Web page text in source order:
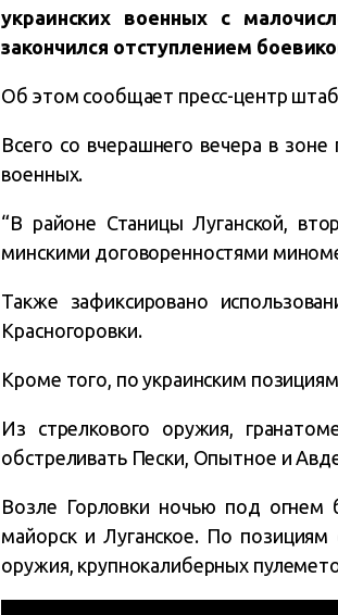
украинских военных с
закончился отступлением
Об этом сообщает пресс-центр
Всего со вчерашнего вечера в
военных.
“В районе Станицы Луганской,
минскими договоренностями
Также зафиксировано
Красногоровки.
Кроме того, по украинским
Из стрелкового оружия,
обстреливать Пески, Опытное и
Возле Горловки ночью под огнем
майорск и Луганское. По
оружия, крупнокалиберных